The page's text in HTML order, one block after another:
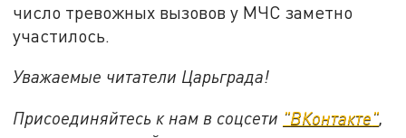
число тревожных вызовов у МЧС заметно
участилось.
Уважаемые читатели Царьграда!
Присоединяйтесь к нам в соцсети "ВКонтакте",